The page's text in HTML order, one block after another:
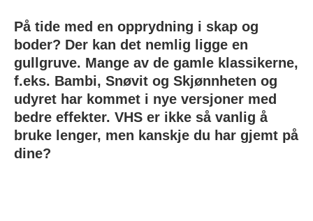
På tide med en opprydning i skap og
boder? Der kan det nemlig ligge en
gullgruve. Mange av de gamle klassikerne,
f.eks. Bambi, Snøvit og Skjønnheten og
udyret har kommet i nye versjoner med
bedre effekter. VHS er ikke så vanlig å
bruke lenger, men kanskje du har gjemt på
dine?